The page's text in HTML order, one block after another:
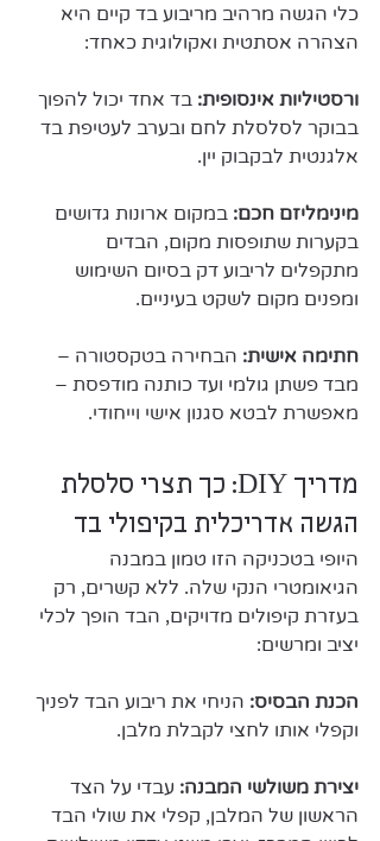
כלי הגשה מרהיב מריבוע בד קיים היא
הצהרה אסתטית ואקולוגית כאחד:
ורסטיליות אינסופית: בד אחד יכול להפוך
בבוקר לסלסלת לחם ובערב לעטיפת בד
אלגנטית לבקבוק יין.
מינימליזם חכם: במקום ארונות גדושים
בקערות שתופסות מקום, הבדים
מתקפלים לריבוע דק בסיום השימוש
ומפנים מקום לשקט בעיניים.
חתימה אישית: הבחירה בטקסטורה –
מבד פשתן גולמי ועד כותנה מודפסת –
מאפשרת לבטא סגנון אישי וייחודי.
מדריך DIY: כך תצרי סלסלת
הגשה אדריכלית בקיפולי בד
​היופי בטכניקה הזו טמון במבנה
הגיאומטרי הנקי שלה. ללא קשרים, רק
בעזרת קיפולים מדויקים, הבד הופך לכלי
יציב ומרשים:
הכנת הבסיס: הניחי את ריבוע הבד לפניך
וקפלי אותו לחצי לקבלת מלבן.
יצירת משולשי המבנה: עבדי על הצד
הראשון של המלבן, קפלי את שולי הבד